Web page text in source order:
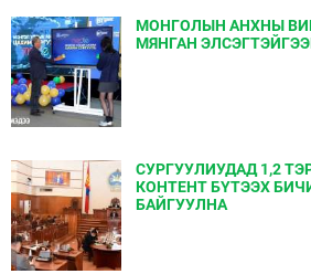
МОНГОЛЫН АНХНЫ
МЯНГАН
СУРГУУЛИУДАД 1,2
КОНТЕНТ БҮТЭЭХ
БАЙГУУЛНА